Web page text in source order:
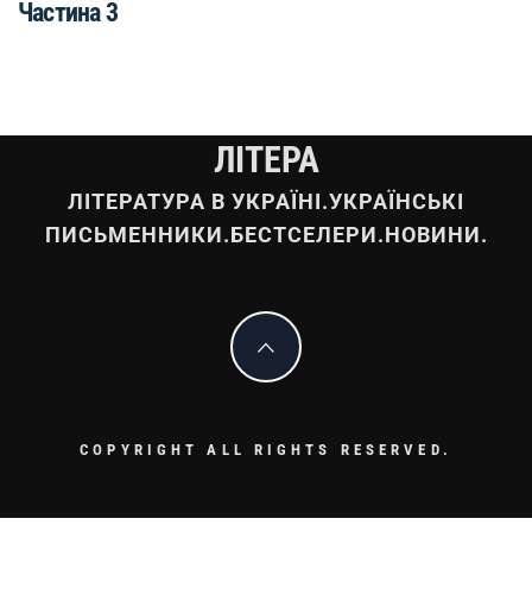
Частина 3
ЛІТЕРА
ЛІТЕРАТУРА В УКРАЇНІ.УКРАЇНСЬКІ
ПИСЬМЕННИКИ.БЕСТСЕЛЕРИ.НОВИНИ.
COPYRIGHT ALL RIGHTS RESERVED.